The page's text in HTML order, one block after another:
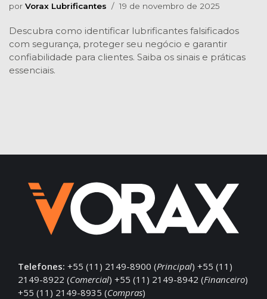
por Vorax Lubrificantes 19 de novembro de 2025
Descubra como identificar lubrificantes falsificados
com segurança, proteger seu negócio e garantir
confiabilidade para clientes. Saiba os sinais e práticas
essenciais.
Telefones: +55 (11) 2149-8900 (Principal) +55 (11)
2149-8922 (Comercial) +55 (11) 2149-8942 (Financeiro)
+55 (11) 2149-8935 (Compras)